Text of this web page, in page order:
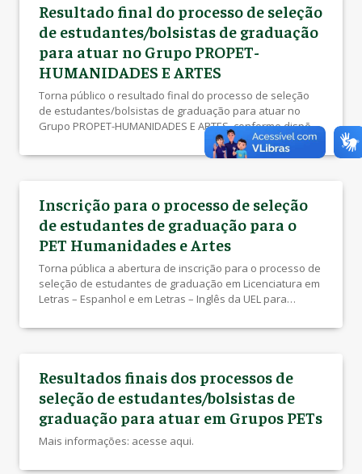
Resultado final do processo de seleção
de estudantes/bolsistas de graduação
para atuar no Grupo PROPET-
HUMANIDADES E ARTES
Torna público o resultado final do processo de seleção
de estudantes/bolsistas de graduação para atuar no
Grupo PROPET-HUMANIDADES E ARTES, conforme dispõe
o Edital PROGRAD nº 112/2026 referente ao processo de
seleção de estudantes de graduação em Licenciatura em
Inscrição para o processo de seleção
de estudantes de graduação para o
PET Humanidades e Artes
Torna pública a abertura de inscrição para o processo de
seleção de estudantes de graduação em Licenciatura em
Letras – Espanhol e em Letras – Inglês da UEL para
(PET Humanidades e Artes), e de estudantes de
Resultados finais dos processos de
seleção de estudantes/bolsistas de
graduação para atuar em Grupos PETs
Mais informações: acesse aqui.